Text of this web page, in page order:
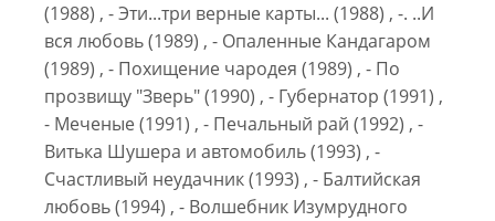
(1988) , - Эти...три верные карты... (1988) , -. ..И
вся любовь (1989) , - Опаленные Кандагаром
(1989) , - Похищение чародея (1989) , - По
прозвищу "Зверь" (1990) , - Губернатор (1991) ,
- Меченые (1991) , - Печальный рай (1992) , -
Витька Шушера и автомобиль (1993) , -
Счастливый неудачник (1993) , - Балтийская
любовь (1994) , - Волшебник Изумрудного